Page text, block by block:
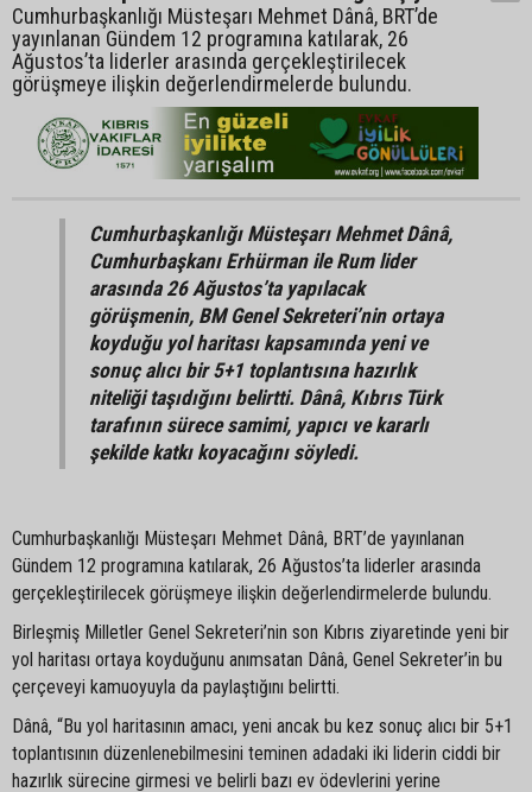
Cumhurbaşkanlığı Müsteşarı Mehmet Dânâ, BRT’de
yayınlanan Gündem 12 programına katılarak, 26
Ağustos’ta liderler arasında gerçekleştirilecek
görüşmeye ilişkin değerlendirmelerde bulundu.
Cumhurbaşkanlığı Müsteşarı Mehmet Dânâ,
Cumhurbaşkanı Erhürman ile Rum lider
arasında 26 Ağustos’ta yapılacak
görüşmenin, BM Genel Sekreteri’nin ortaya
koyduğu yol haritası kapsamında yeni ve
sonuç alıcı bir 5+1 toplantısına hazırlık
niteliği taşıdığını belirtti. Dânâ, Kıbrıs Türk
tarafının sürece samimi, yapıcı ve kararlı
şekilde katkı koyacağını söyledi.
Cumhurbaşkanlığı Müsteşarı Mehmet Dânâ, BRT’de yayınlanan
Gündem 12 programına katılarak, 26 Ağustos’ta liderler arasında
gerçekleştirilecek görüşmeye ilişkin değerlendirmelerde bulundu.
Birleşmiş Milletler Genel Sekreteri’nin son Kıbrıs ziyaretinde yeni bir
yol haritası ortaya koyduğunu anımsatan Dânâ, Genel Sekreter’in bu
çerçeveyi kamuoyuyla da paylaştığını belirtti.
Dânâ, “Bu yol haritasının amacı, yeni ancak bu kez sonuç alıcı bir 5+1
toplantısının düzenlenebilmesini teminen adadaki iki liderin ciddi bir
hazırlık sürecine girmesi ve belirli bazı ev ödevlerini yerine